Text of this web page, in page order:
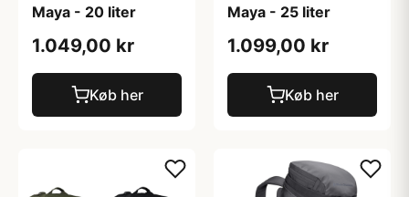
Maya - 20 liter
1.049,00 kr
Køb her
Maya - 25 liter
1.099,00 kr
Køb her